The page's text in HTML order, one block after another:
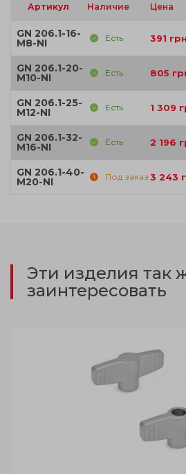
Артикул Наличие Цена
GN 206.1-16-
M8-NI Есть 391 грн
GN 206.1-20-
M10-NI Есть 805
GN 206.1-25-
M12-NI Есть 1 309
GN 206.1-32-
M16-NI Есть 2 196
GN 206.1-40-
M20-NI Под заказ 3 243
Эти изделия так
заинтересовать